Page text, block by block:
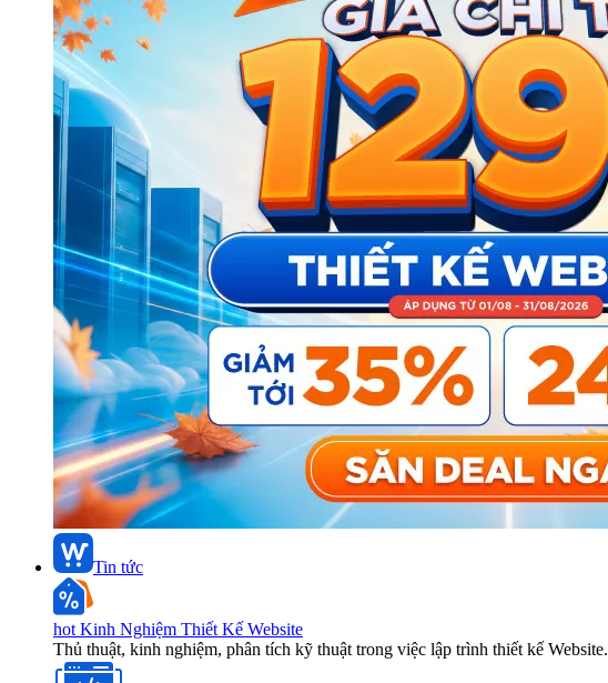
Tin tức
hot Kinh Nghiệm Thiết Kế Website
Thủ thuật, kinh nghiệm, phân tích kỹ thuật trong việc lập trình thiết kế Website.